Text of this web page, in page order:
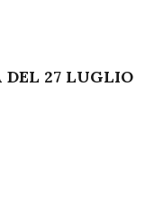
DEL 27 LUGLIO